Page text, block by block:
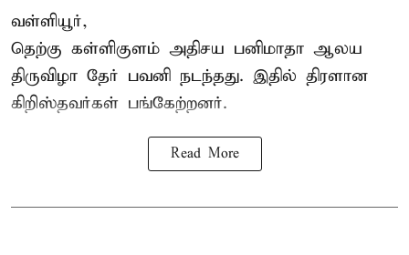
வள்ளியூர்,
தெற்கு கள்ளிகுளம் அதிசய பனிமாதா ஆலய
திருவிழா தேர் பவனி நடந்தது. இதில் திரளான
கிறிஸ்தவர்கள் பங்கேற்றனர்.
Read More